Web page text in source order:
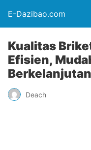
E-Dazibao.com
Kualitas
Efisien,
Berkelanjutan
Deach